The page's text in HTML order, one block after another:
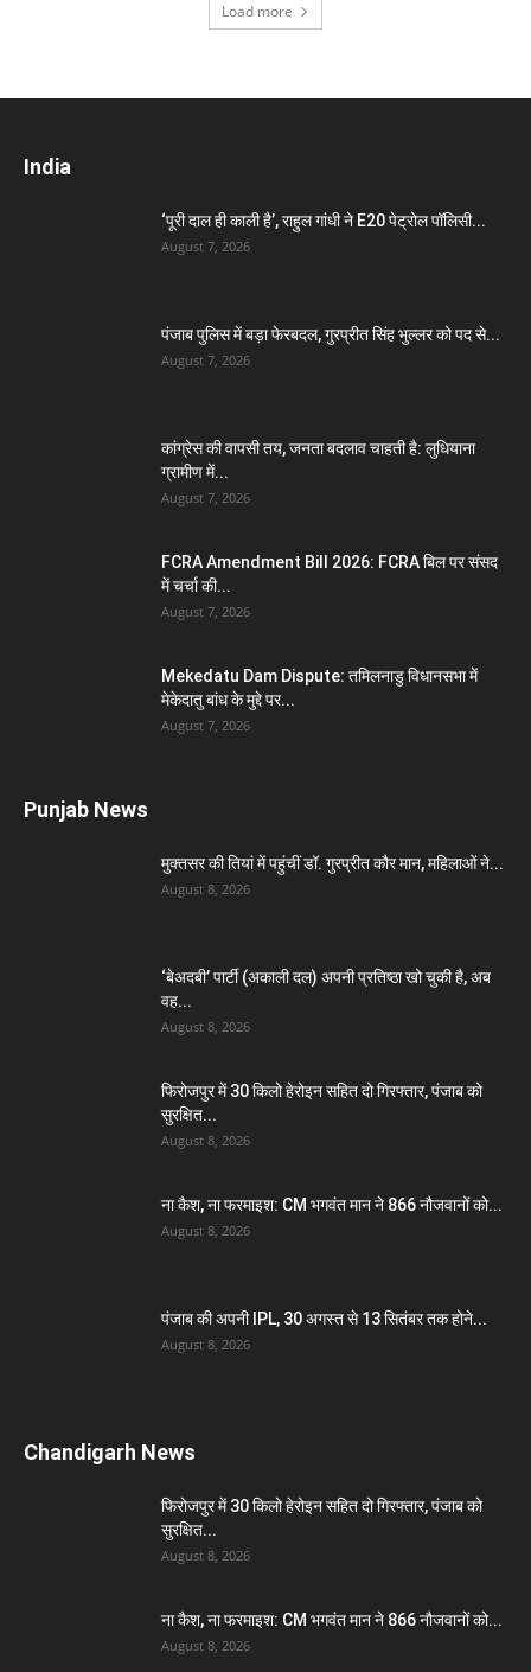
Load more
India
‘पूरी दाल ही काली है’, राहुल गांधी ने E20 पेट्रोल पॉलिसी...
August 7, 2026
पंजाब पुलिस में बड़ा फेरबदल, गुरप्रीत सिंह भुल्लर को पद से...
August 7, 2026
कांग्रेस की वापसी तय, जनता बदलाव चाहती है: लुधियाना
ग्रामीण में...
August 7, 2026
FCRA Amendment Bill 2026: FCRA बिल पर संसद
में चर्चा की...
August 7, 2026
Mekedatu Dam Dispute: तमिलनाडु विधानसभा में
मेकेदातु बांध के मुद्दे पर...
August 7, 2026
Punjab News
मुक्तसर की तियां में पहुंचीं डॉ. गुरप्रीत कौर मान, महिलाओं ने...
August 8, 2026
‘बेअदबी’ पार्टी (अकाली दल) अपनी प्रतिष्ठा खो चुकी है, अब
वह...
August 8, 2026
फिरोजपुर में 30 किलो हेरोइन सहित दो गिरफ्तार, पंजाब को
सुरक्षित...
August 8, 2026
ना कैश, ना फरमाइश: CM भगवंत मान ने 866 नौजवानों को...
August 8, 2026
पंजाब की अपनी IPL, 30 अगस्त से 13 सितंबर तक होने...
August 8, 2026
Chandigarh News
फिरोजपुर में 30 किलो हेरोइन सहित दो गिरफ्तार, पंजाब को
सुरक्षित...
August 8, 2026
ना कैश, ना फरमाइश: CM भगवंत मान ने 866 नौजवानों को...
August 8, 2026